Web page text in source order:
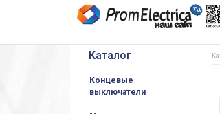
Каталог
Концевые
выключатели